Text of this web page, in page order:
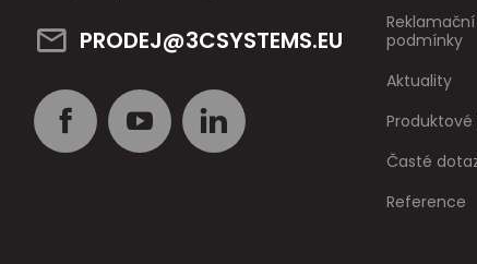
PRODEJ@3CSYSTEMS.EU
podmínky
Aktuality
Časté
Reference